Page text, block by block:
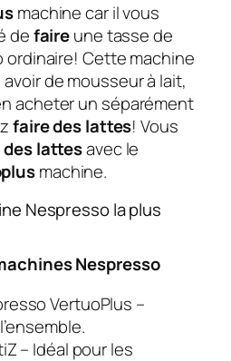
machine car il vous
defaireune tasse de
ordinaire! Cette machine
avoir de mousseur à lait,
acheter un séparément
faire des lattes! Vous
lattesavec le
machine.
Nespresso la plus
Nespresso
VertuoPlus –
– Idéal pour les